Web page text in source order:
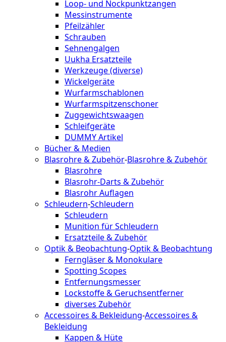
Loop- und Nockpunktzangen
Messinstrumente
Pfeilzähler
Schrauben
Sehnengalgen
Uukha Ersatzteile
Werkzeuge (diverse)
Wickelgeräte
Wurfarmschablonen
Wurfarmspitzenschoner
Zuggewichtswaagen
Schleifgeräte
DUMMY Artikel
Bücher & Medien
Blasrohre & Zubehör-Blasrohre & Zubehör
Blasrohre
Blasrohr-Darts & Zubehör
Blasrohr Auflagen
Schleudern-Schleudern
Schleudern
Munition für Schleudern
Ersatzteile & Zubehör
Optik & Beobachtung-Optik & Beobachtung
Ferngläser & Monokulare
Spotting Scopes
Entfernungsmesser
Lockstoffe & Geruchsentferner
diverses Zubehör
Accessoires & Bekleidung-Accessoires &
Bekleidung
Kappen & Hüte